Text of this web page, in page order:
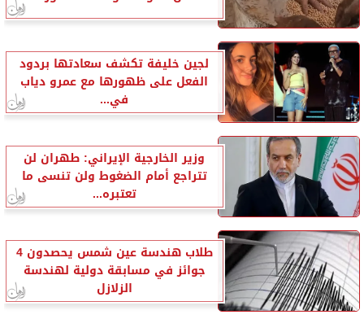
لجين خليفة تكشف سعادتها بردود
الفعل على ظهورها مع عمرو دياب
في...
وزير الخارجية الإيراني: طهران لن
تتراجع أمام الضغوط ولن تنسى ما
تعتبره...
طلاب هندسة عين شمس يحصدون 4
جوائز في مسابقة دولية لهندسة
الزلازل